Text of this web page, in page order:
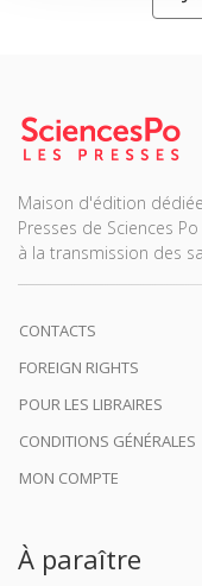
Maison d'édition
Presses de Sciences
à la transmission des
CONTACTS
FOREIGN RIGHTS
POUR LES LIBRAIRES
CONDITIONS GÉNÉRALES
MON COMPTE
À paraître